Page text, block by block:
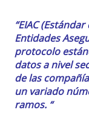
“EIAC
Entidades
protocolo
datos a nivel
de las
un variado
ramos. “